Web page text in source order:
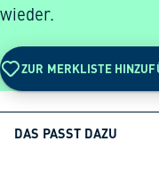
wieder.
ZUR MERKLISTE
DAS PASST DAZU